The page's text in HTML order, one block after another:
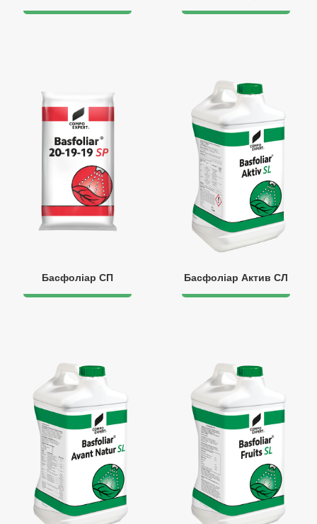
Басфоліар СП Басфоліар Актив СЛ